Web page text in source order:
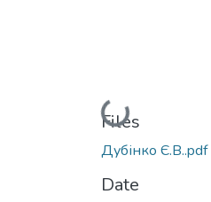
Loading...
Files
Дубінко Є.В..pdf
Date